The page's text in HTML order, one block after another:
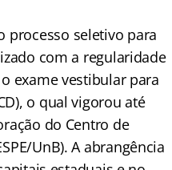
processo seletivo para
com a regularidade
exame vestibular para
o qual vigorou até
do Centro de
UnB). A abrangência